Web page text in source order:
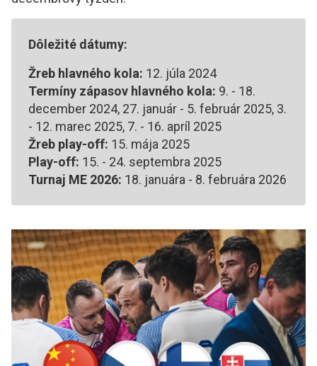
Dôležité dátumy:
Žreb hlavného kola: 12. júla 2024
Termíny zápasov hlavného kola: 9. - 18.
december 2024, 27. január - 5. február 2025, 3.
- 12. marec 2025, 7. - 16. apríl 2025
Žreb play-off: 15. mája 2025
Play-off: 15. - 24. septembra 2025
Turnaj ME 2026: 18. januára - 8. februára 2026